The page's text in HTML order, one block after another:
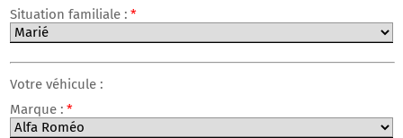
Situation familiale : *
Votre véhicule :
Marque : *